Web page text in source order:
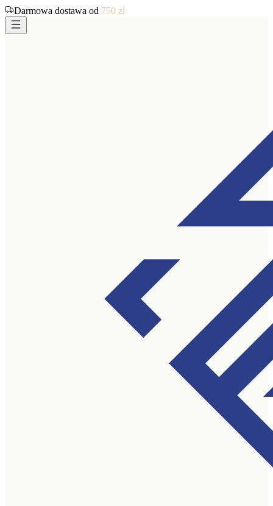
Darmowa dostawa od 750 zł